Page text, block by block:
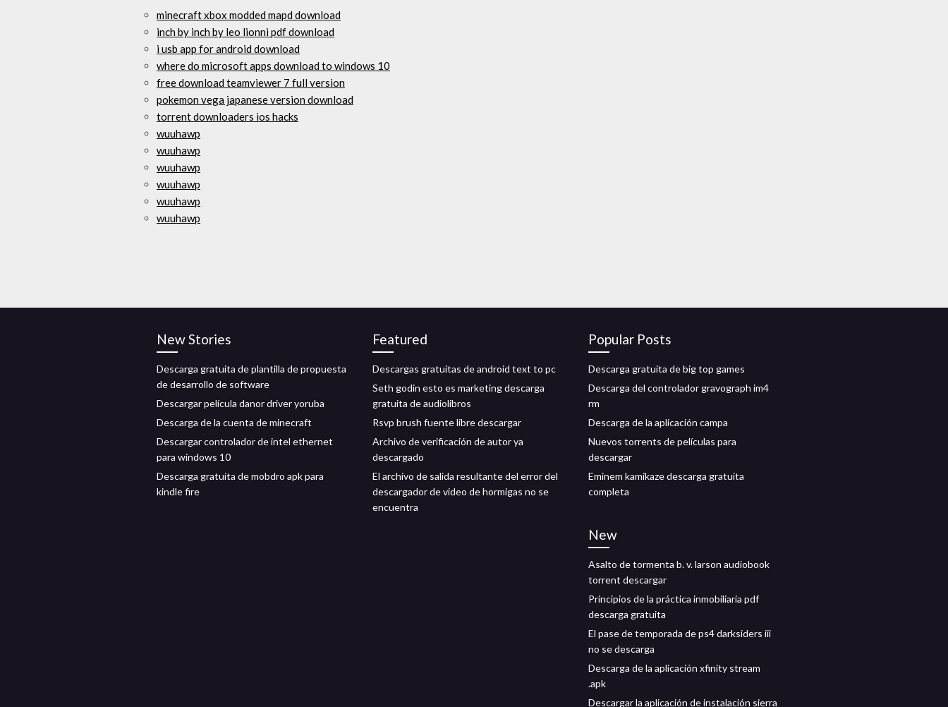
minecraft xbox modded mapd download
inch by inch by leo lionni pdf download
i usb app for android download
where do microsoft apps download to windows 10
free download teamviewer 7 full version
pokemon vega japanese version download
torrent downloaders ios hacks
wuuhawp
wuuhawp
wuuhawp
wuuhawp
wuuhawp
wuuhawp
New Stories
Descarga gratuita de plantilla de propuesta
de desarrollo de software
Descargar película danor driver yoruba
Descarga de la cuenta de minecraft
Descargar controlador de intel ethernet
para windows 10
Descarga gratuita de mobdro apk para
kindle fire
Featured
Descargas gratuitas de android text to pc
Seth godin esto es marketing descarga
gratuita de audiolibros
Rsvp brush fuente libre descargar
Archivo de verificación de autor ya
descargado
El archivo de salida resultante del error del
descargador de video de hormigas no se
encuentra
Popular Posts
Descarga gratuita de big top games
Descarga del controlador gravograph im4
rm
Descarga de la aplicación campa
Nuevos torrents de películas para
descargar
Eminem kamikaze descarga gratuita
completa
New
Asalto de tormenta b. v. larson audiobook
torrent descargar
Principios de la práctica inmobiliaria pdf
descarga gratuita
El pase de temporada de ps4 darksiders iii
no se descarga
Descarga de la aplicación xfinity stream
.apk
Descargar la aplicación de instalación sierra